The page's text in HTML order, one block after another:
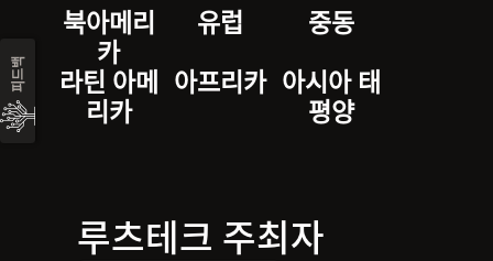
북아메리
카
유럽
중동
라틴 아메
리카
아프리카 아시아 태
평양
루츠테크 주최자
피드백